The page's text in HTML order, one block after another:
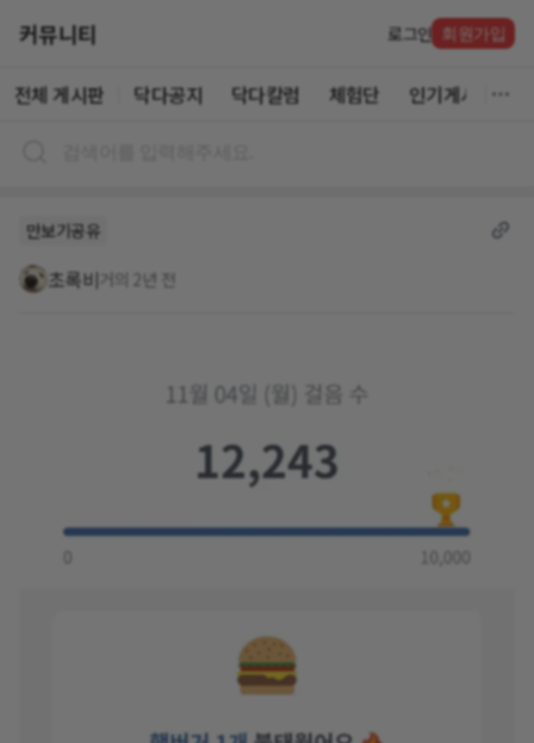
커뮤니티 로그인 회원가입
전체 게시판 닥다공지 닥다칼럼 체험단 인기게시글
만보기공유
초록비 거의 2년 전